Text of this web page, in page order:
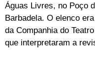
Águas Livres, no Poço
Barbadela. O elenco
da Companhia do
que interpretaram a